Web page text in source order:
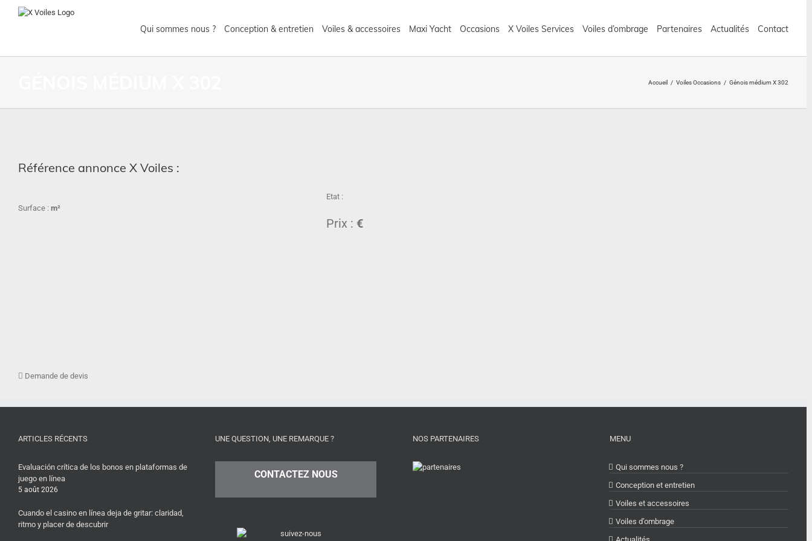
Qui sommes nous ? Conception & entretien Voiles & accessoires Maxi Yacht Occasions X Voiles Services Voiles d’ombrage Partenaires Actualités Contact
Accueil / Voiles Occasions / Génois médium X 302
Référence annonce X Voiles :
Surface : m²
Etat :
Prix : €
Demande de devis
ARTICLES RÉCENTS
Evaluación crítica de los bonos en plataformas de
juego en línea
5 août 2026
Cuando el casino en línea deja de gritar: claridad,
ritmo y placer de descubrir
UNE QUESTION, UNE REMARQUE ?
CONTACTEZ NOUS
NOS PARTENAIRES MENU
Qui sommes nous ?
Conception et entretien
Voiles et accessoires
Voiles d’ombrage